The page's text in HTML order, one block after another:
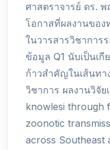
ศาสตราจารย์ ดร.
โอกาสที่ผลงานขอ
ในวารสารวิชาการ
ข้อมูล Q1 นับเป็นเกี
ก้าวสำคัญในเส้นทา
วิชาการ ผลงานวิจัย
knowlesi through
zoonotic
across Southeast